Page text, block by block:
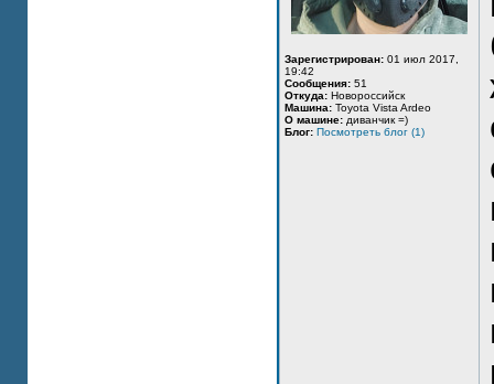
Зарегистрирован: 01 июл 2017,
19:42
Сообщения: 51
Откуда: Новороссийск
Машина: Toyota Vista Ardeo
О машине: диванчик =)
Блог: Посмотреть блог (1)